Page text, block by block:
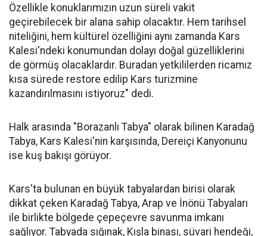
Özellikle konuklarımızın uzun süreli vakit
geçirebilecek bir alana sahip olacaktır. Hem tarihsel
niteliğini, hem kültürel özelliğini aynı zamanda Kars
Kalesi'ndeki konumundan dolayı doğal güzelliklerini
de görmüş olacaklardır. Buradan yetkililerden ricamız
kısa sürede restore edilip Kars turizmine
kazandırılmasını istiyoruz" dedi.
Halk arasında "Borazanlı Tabya" olarak bilinen Karadağ
Tabya, Kars Kalesi'nin karşısında, Dereiçi Kanyonunu
ise kuş bakışı görüyor.
Kars'ta bulunan en büyük tabyalardan birisi olarak
dikkat çeken Karadağ Tabya, Arap ve İnönü Tabyaları
ile birlikte bölgede çepeçevre savunma imkanı
sağlıyor. Tabyada sığınak, Kışla binası, süvari hendeği,